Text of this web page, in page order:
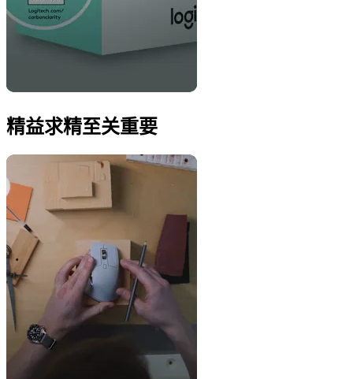
精益求精至关重要